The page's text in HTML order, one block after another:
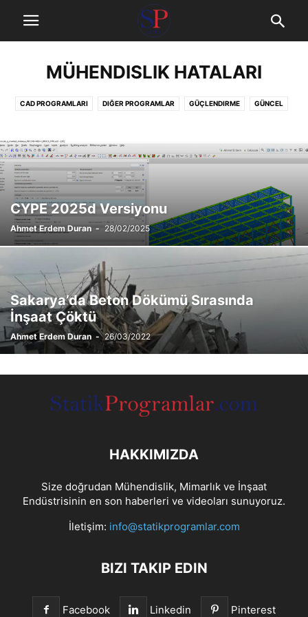
MÜHENDISLIK HATALARI
CAD PROGRAMLARI DIĞER PROGRAMLAR GÜÇLENDIRME GÜNCEL
MÜHENDISLIK HATALARI
YÖNETMELIKLER
CYPE 2025d Versiyonu
Ahmet Erdem Duran - 28/02/2025
Sakarya’da Beton Dökümü Sırasında
İnşaat Çöktü
Ahmet Erdem Duran - 26/03/2022
HAKKIMIZDA
Size doğrudan Mühendislik, Mimarlık ve İnşaat
Endüstrisinin en son haberleri ve videoları sunuyoruz.
İletişim: info@statikprogramlar.com
BIZI TAKIP EDIN
Facebook Linkedin Pinterest